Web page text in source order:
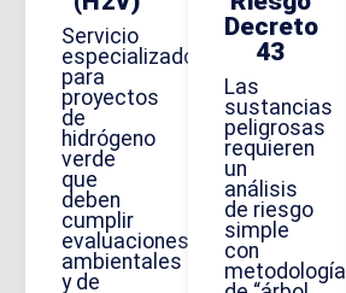
Servicio
especializado
para
proyectos
de
hidrógeno
verde
que
deben
cumplir
evaluaciones
ambientales
y de
Decreto
43
Las
sustancias
peligrosas
requieren
un
análisis
de riesgo
simple
con
metodología